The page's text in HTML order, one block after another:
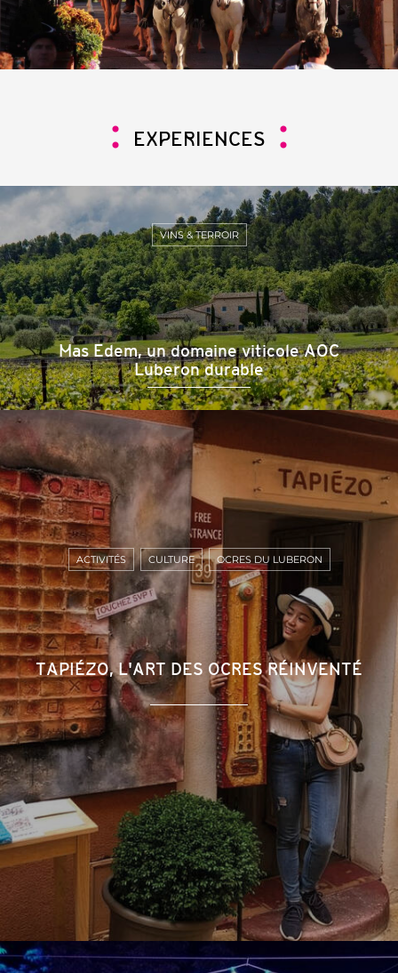
EXPERIENCES
Mas Edem, un domaine viticole AOC
Luberon durable
VINS & TERROIR
TAPIÉZO, L'ART DES OCRES RÉINVENTÉ
ACTIVITÉS CULTURE OCRES DU LUBERON